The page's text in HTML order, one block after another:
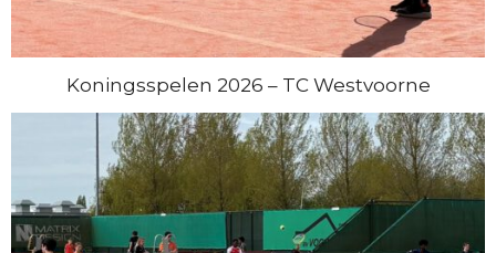
Koningsspelen 2026 – TC Westvoorne